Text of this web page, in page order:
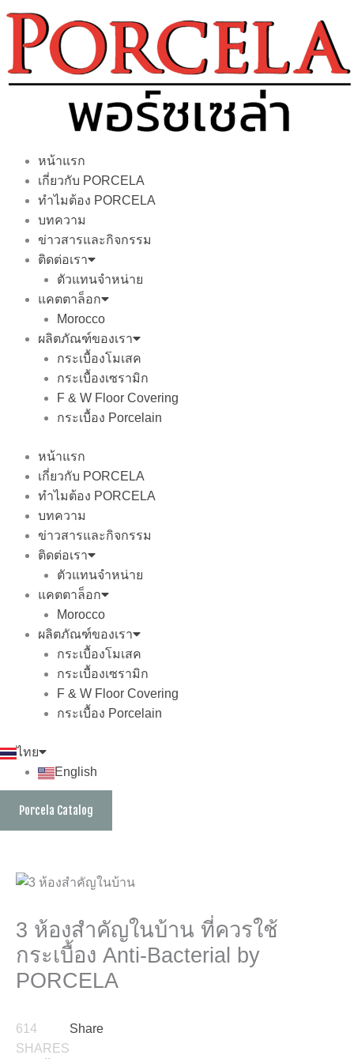
content
หน้าแรก
เกี่ยวกับ PORCELA
ทำไมต้อง PORCELA
บทความ
ข่าวสารและกิจกรรม
ติดต่อเรา
ตัวแทนจำหน่าย
แคตตาล็อก
Morocco
ผลิตภัณฑ์ของเรา
กระเบื้องโมเสค
กระเบื้องเซรามิก
F & W Floor Covering
กระเบื้อง Porcelain
หน้าแรก
เกี่ยวกับ PORCELA
ทำไมต้อง PORCELA
บทความ
ข่าวสารและกิจกรรม
ติดต่อเรา
ตัวแทนจำหน่าย
แคตตาล็อก
Morocco
ผลิตภัณฑ์ของเรา
กระเบื้องโมเสค
กระเบื้องเซรามิก
F & W Floor Covering
กระเบื้อง Porcelain
ไทย
English
Porcela Catalog
3 ห้องสำคัญในบ้าน ที่ควรใช้
กระเบื้อง Anti-Bacterial by
PORCELA
614
SHARES
Share